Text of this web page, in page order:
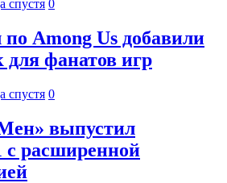
спустя 0
Among Us добавили
для фанатов игр
спустя 0
выпустил
с расширенной